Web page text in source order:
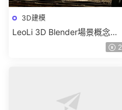
3D建模
LeoLi 3D Blender場景概念設
計班第6期2023年【畫質高清2